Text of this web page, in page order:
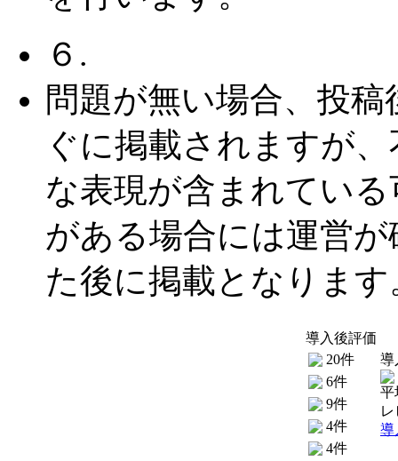
６.
問題が無い場合、投稿
ぐに掲載されますが
な表現が含まれている
がある場合には運営が
た後に掲載となります
導入後評価
20件
6件
9件
4件
4件
導
平
導